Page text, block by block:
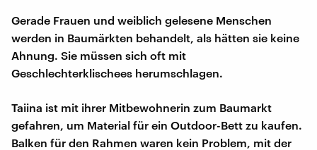
Gerade Frauen und weiblich gelesene Menschen
werden in Baumärkten behandelt, als hätten sie keine
Ahnung. Sie müssen sich oft mit
Geschlechterklischees herumschlagen.
Taiina ist mit ihrer Mitbewohnerin zum Baumarkt
gefahren, um Material für ein Outdoor-Bett zu kaufen.
Balken für den Rahmen waren kein Problem, mit der